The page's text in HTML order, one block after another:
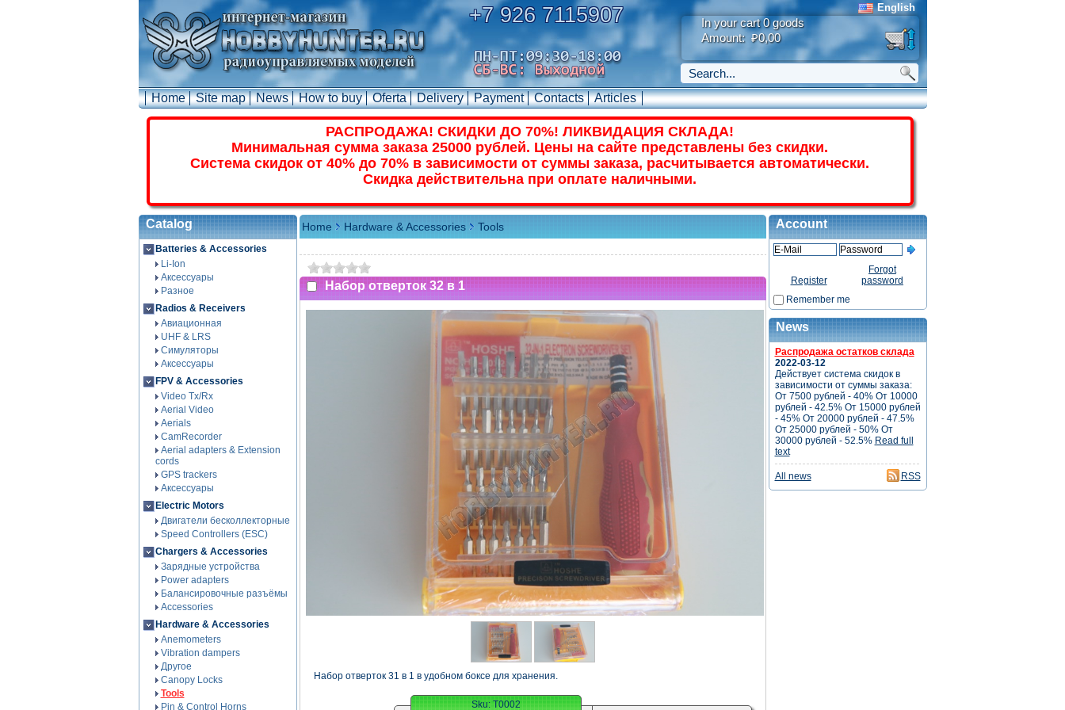
+7 926 7115907 English
In your cart 0 goods
Amount: ₽0,00
Home Site map News How to buy Oferta Delivery Payment Contacts Articles
РАСПРОДАЖА! СКИДКИ ДО 70%! ЛИКВИДАЦИЯ СКЛАДА!
Минимальная сумма заказа 25000 рублей. Цены на сайте представлены без скидки.
Система скидок от 40% до 70% в зависимости от суммы заказа, расчитывается автоматически.
Скидка действительна при оплате наличными.
Catalog
Batteries & Accessories
Li-Ion
Аксессуары
Разное
Radios & Receivers
Авиационная
UHF & LRS
Симуляторы
Аксессуары
FPV & Accessories
Video Tx/Rx
Aerial Video
Aerials
CamRecorder
Aerial adapters & Extension
cords
GPS trackers
Аксессуары
Electric Motors
Двигатели бесколлекторные
Speed Controllers (ESC)
Chargers & Accessories
Зарядные устройства
Power adapters
Балансировочные разъёмы
Accessories
Hardware & Accessories
Anemometers
Vibration dampers
Другое
Canopy Locks
Tools
Pin & Control Horns
Home Hardware & Accessories Tools
Набор отверток 32 в 1
Набор отверток 31 в 1 в удобном боксе для хранения.
Sku:T0002
Account
Register
Forgot
password
Remember me
News
Распродажа остатков склада
2022-03-12
Действует система скидок в
зависимости от суммы заказа:
От 7500 рублей - 40% От 10000
рублей - 42.5% От 15000 рублей
- 45% От 20000 рублей - 47.5%
От 25000 рублей - 50% От
30000 рублей - 52.5% Read full
text
All news RSS